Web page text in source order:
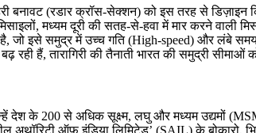
बनावट (रडार क्रॉस-सेक्शन) को इस तरह से
मध्यम दूरी की सतह-से-हवा में मार करने वाली
इसे समुद्र में उच्च गति (High-speed) और लंबे समय
हैं, तारागिरी की तैनाती भारत की समुद्री सीमाओं
देश के 200 से अधिक सूक्ष्म, लघु और मध्यम उद्यमों